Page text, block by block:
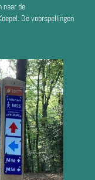
naar de
De voorspellingen